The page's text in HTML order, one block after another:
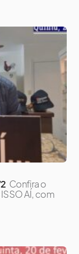
Confira o
AÍ, com